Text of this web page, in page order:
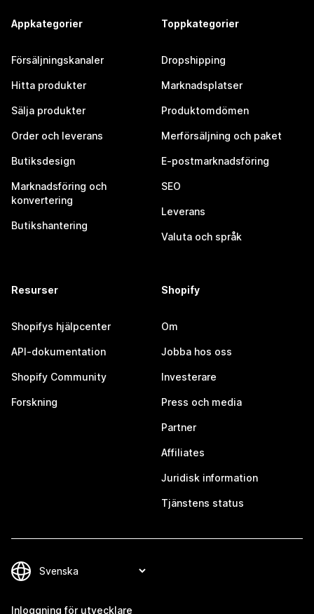
Appkategorier
Försäljningskanaler
Hitta produkter
Sälja produkter
Order och leverans
Butiksdesign
Marknadsföring och
konvertering
Butikshantering
Toppkategorier
Dropshipping
Marknadsplatser
Produktomdömen
Merförsäljning och paket
E-postmarknadsföring
SEO
Leverans
Valuta och språk
Resurser
Shopifys hjälpcenter
API-dokumentation
Shopify Community
Forskning
Shopify
Om
Jobba hos oss
Investerare
Press och media
Partner
Affiliates
Juridisk information
Tjänstens status
Inloggning för utvecklare